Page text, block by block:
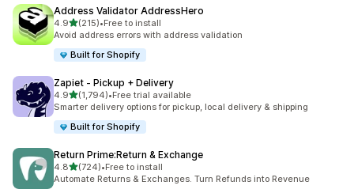
Address Validator AddressHero
4.95つ星中
(215)
合計レビュー数：215件
•Free to install
Avoid address errors with address validation
Built for Shopify
Zapiet ‑ Pickup + Delivery
4.95つ星中
(1,794)
合計レビュー数：1794件
•Free trial available
Smarter delivery options for pickup, local delivery & shipping
Built for Shopify
Return Prime:Return & Exchange
4.85つ星中
(724)
合計レビュー数：724件
•Free to install
Automate Returns & Exchanges. Turn Refunds into Revenue